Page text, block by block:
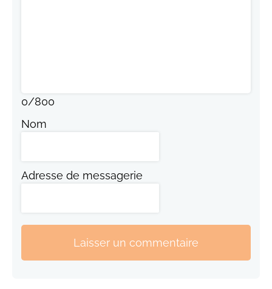
0/800
Nom
Adresse de messagerie
Laisser un commentaire